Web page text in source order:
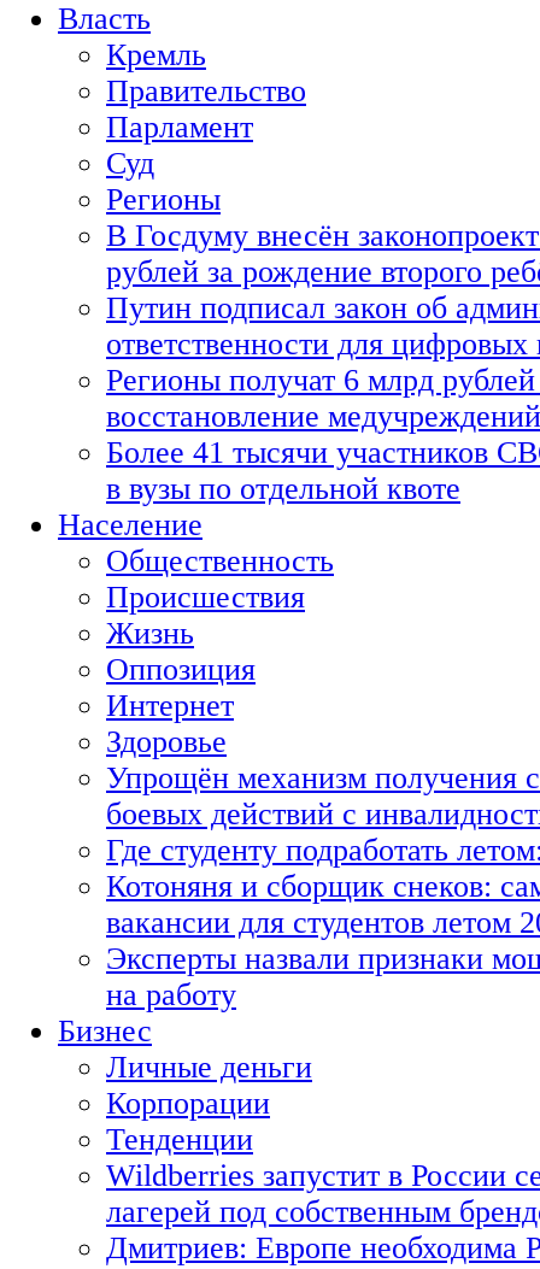
Власть
Кремль
Правительство
Парламент
Суд
Регионы
В Госдуму внесён
рублей за рождение второго
Путин подписал закон об
ответственности для
Регионы получат 6 млрд рублей
восстановление медучреждений
Более 41 тысячи участников
в вузы по отдельной квоте
Население
Общественность
Происшествия
Жизнь
Оппозиция
Интернет
Здоровье
Упрощён механизм получения
боевых действий с
Где студенту подработать
Котоняня и сборщик снеков:
вакансии для студентов летом
Эксперты назвали признаки
на работу
Бизнес
Личные деньги
Корпорации
Тенденции
Wildberries запустит в России
лагерей под собственным
Дмитриев: Европе необходима